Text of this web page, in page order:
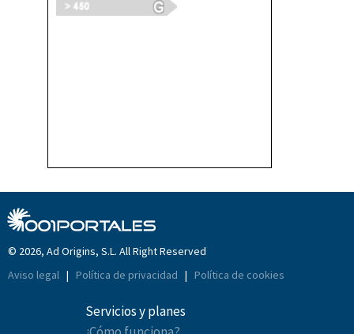
© 2026, Ad Origins, S.L. All Right Reserved
Aviso legal | Política de privacidad | Política de cookies
Servicios y planes